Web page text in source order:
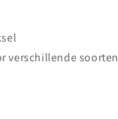
verschillende soorten